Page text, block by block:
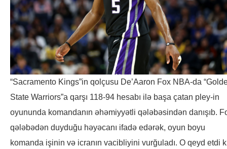
“Sacramento Kings”in qolçusu De’Aaron Fox NBA-da
State Warriors”a qarşı 118-94 hesabı ilə başa çatan pley-in
oyununda komandanın əhəmiyyətli qələbəsindən danışıb.
qələbədən duyduğu həyəcanı ifadə edərək, oyun boyu
komanda işinin və icranın vacibliyini vurğuladı. O qeyd etdi